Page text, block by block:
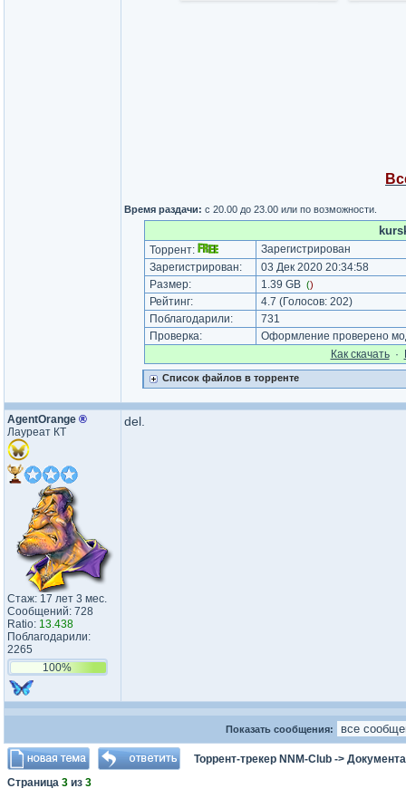
Время раздачи: с 20.00 до 23.00 или по возможности.
Торрент:
Зарегистрирован
Зарегистрирован:
03 Дек 2020 20:34:58
Размер:
1.39 GB ()
Рейтинг: 4.7 (Голосов: 202)
Поблагодарили:
731
Проверка:
Оформление проверено
Как cкачать·
Список файлов в торренте
AgentOrange ®
Лауреат КТ
Стаж: 17 лет 3 мес.
Сообщений: 728
Ratio: 13.438
Поблагодарили:
2265
100%
del.
Показать сообщения:
Торрент-трекер NNM-Club ->
Страница 3 из 3